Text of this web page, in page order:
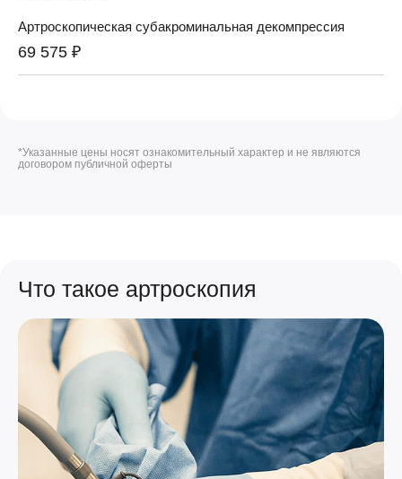
Артроскопическая субакроминальная декомпрессия
69 575 ₽
*Указанные цены носят ознакомительный характер и не являются
договором публичной оферты
Что такое артроскопия